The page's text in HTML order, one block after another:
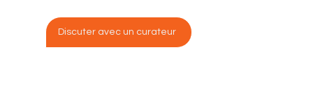
Discuter avec un curateur